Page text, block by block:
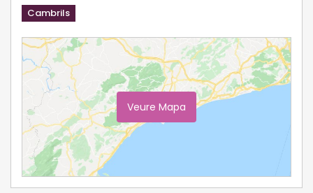
Cambrils
Veure Mapa